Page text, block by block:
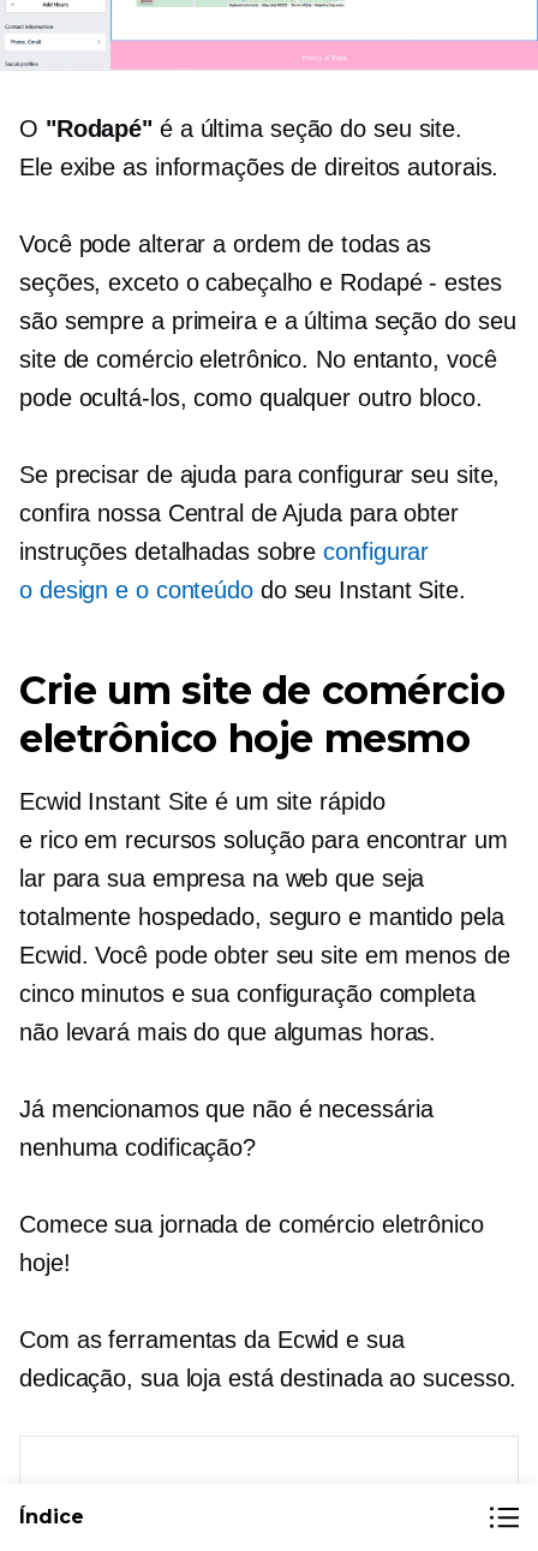
O "Rodapé" é a última seção do seu site.
Ele exibe as informações de direitos autorais.
Você pode alterar a ordem de todas as
seções, exceto o cabeçalho e Rodapé - estes
são sempre a primeira e a última seção do seu
site de comércio eletrônico. No entanto, você
pode ocultá-los, como qualquer outro bloco.
Se precisar de ajuda para configurar seu site,
confira nossa Central de Ajuda para obter
instruções detalhadas sobreconfigurar
o design e o conteúdodo seu Instant Site.
Crie um site de comércio
eletrônico hoje mesmo
Ecwid Instant Site é um site rápido
e rico em recursos solução para encontrar um
lar para sua empresa na web que seja
totalmente hospedado, seguro e mantido pela
Ecwid. Você pode obter seu site em menos de
cinco minutos e sua configuração completa
não levará mais do que algumas horas.
Já mencionamos que não é necessária
nenhuma codificação?
Comece sua jornada de comércio eletrônico
hoje!
Com as ferramentas da Ecwid e sua
dedicação, sua loja está destinada ao sucesso.
Índice